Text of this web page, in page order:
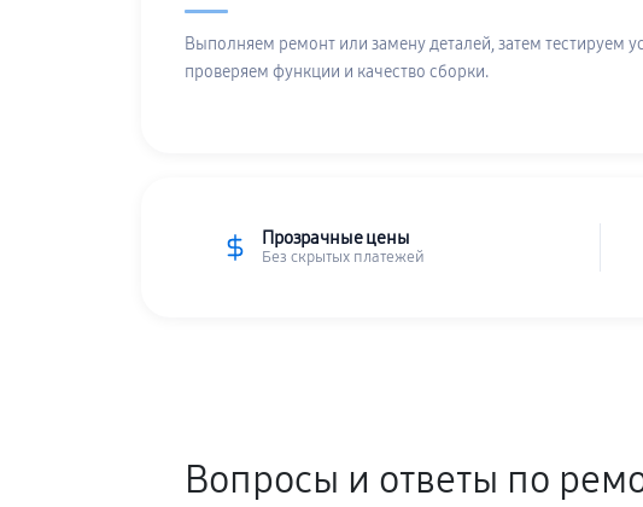
Выполняем ремонт или замену деталей, затем тестируем
проверяем функции и качество сборки.
Прозрачные цены
Без скрытых платежей
Вопросы и ответы по